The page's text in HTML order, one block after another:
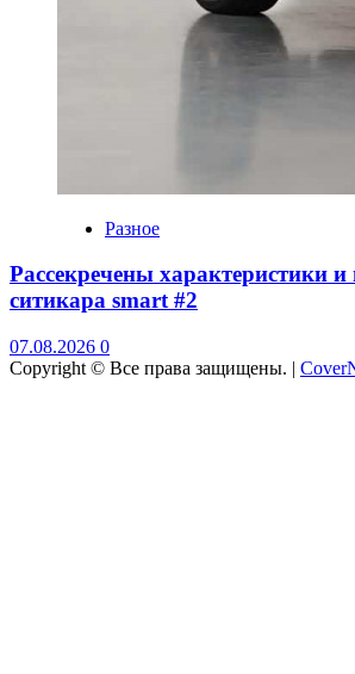
Разное
Рассекречены характеристики
ситикара smart #2
07.08.2026 0
Copyright © Все права защищены. |